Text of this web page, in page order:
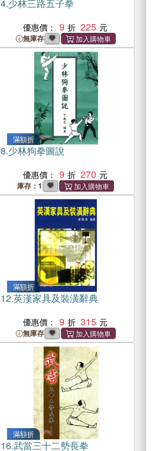
4.少林三路五子拳
優惠價： 9 225
無庫存
滿額折
8.少林狗拳圖說
優惠價： 9 270
庫存：1
滿額折
12.英漢家具及裝潢辭典
優惠價： 9 315
無庫存
滿額折
16.武當三十二勢長拳